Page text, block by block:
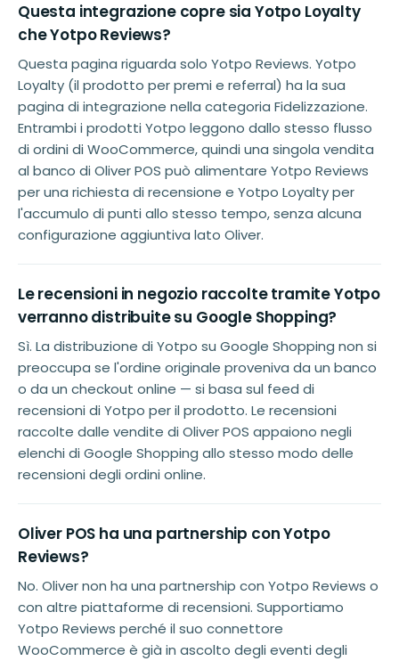
Questa integrazione copre sia Yotpo Loyalty
che Yotpo Reviews?
Questa pagina riguarda solo Yotpo Reviews. Yotpo
Loyalty (il prodotto per premi e referral) ha la sua
pagina di integrazione nella categoria Fidelizzazione.
Entrambi i prodotti Yotpo leggono dallo stesso flusso
di ordini di WooCommerce, quindi una singola vendita
al banco di Oliver POS può alimentare Yotpo Reviews
per una richiesta di recensione e Yotpo Loyalty per
l'accumulo di punti allo stesso tempo, senza alcuna
configurazione aggiuntiva lato Oliver.
Le recensioni in negozio raccolte tramite Yotpo
verranno distribuite su Google Shopping?
Sì. La distribuzione di Yotpo su Google Shopping non si
preoccupa se l'ordine originale proveniva da un banco
o da un checkout online — si basa sul feed di
recensioni di Yotpo per il prodotto. Le recensioni
raccolte dalle vendite di Oliver POS appaiono negli
elenchi di Google Shopping allo stesso modo delle
recensioni degli ordini online.
Oliver POS ha una partnership con Yotpo
Reviews?
No. Oliver non ha una partnership con Yotpo Reviews o
con altre piattaforme di recensioni. Supportiamo
Yotpo Reviews perché il suo connettore
WooCommerce è già in ascolto degli eventi degli